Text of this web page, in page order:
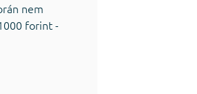
nem
forint -